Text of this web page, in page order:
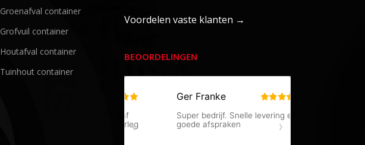
Groenafval container
Grofvuil container
Houtafval container
Tuinhout container
Voordelen vaste klanten →
BEOORDELINGEN